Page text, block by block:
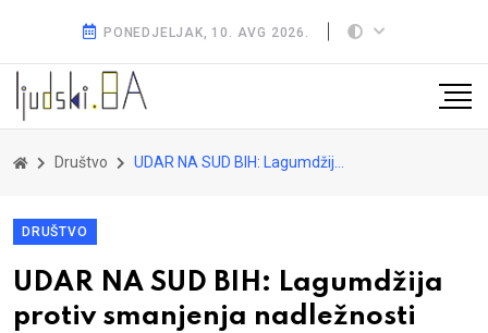
PONEDJELJAK, 10. AVG 2026.
Društvo UDAR NA SUD BIH: Lagumdžija protiv smanjenja nadležnosti
DRUŠTVO
UDAR NA SUD BIH: Lagumdžija
protiv smanjenja nadležnosti